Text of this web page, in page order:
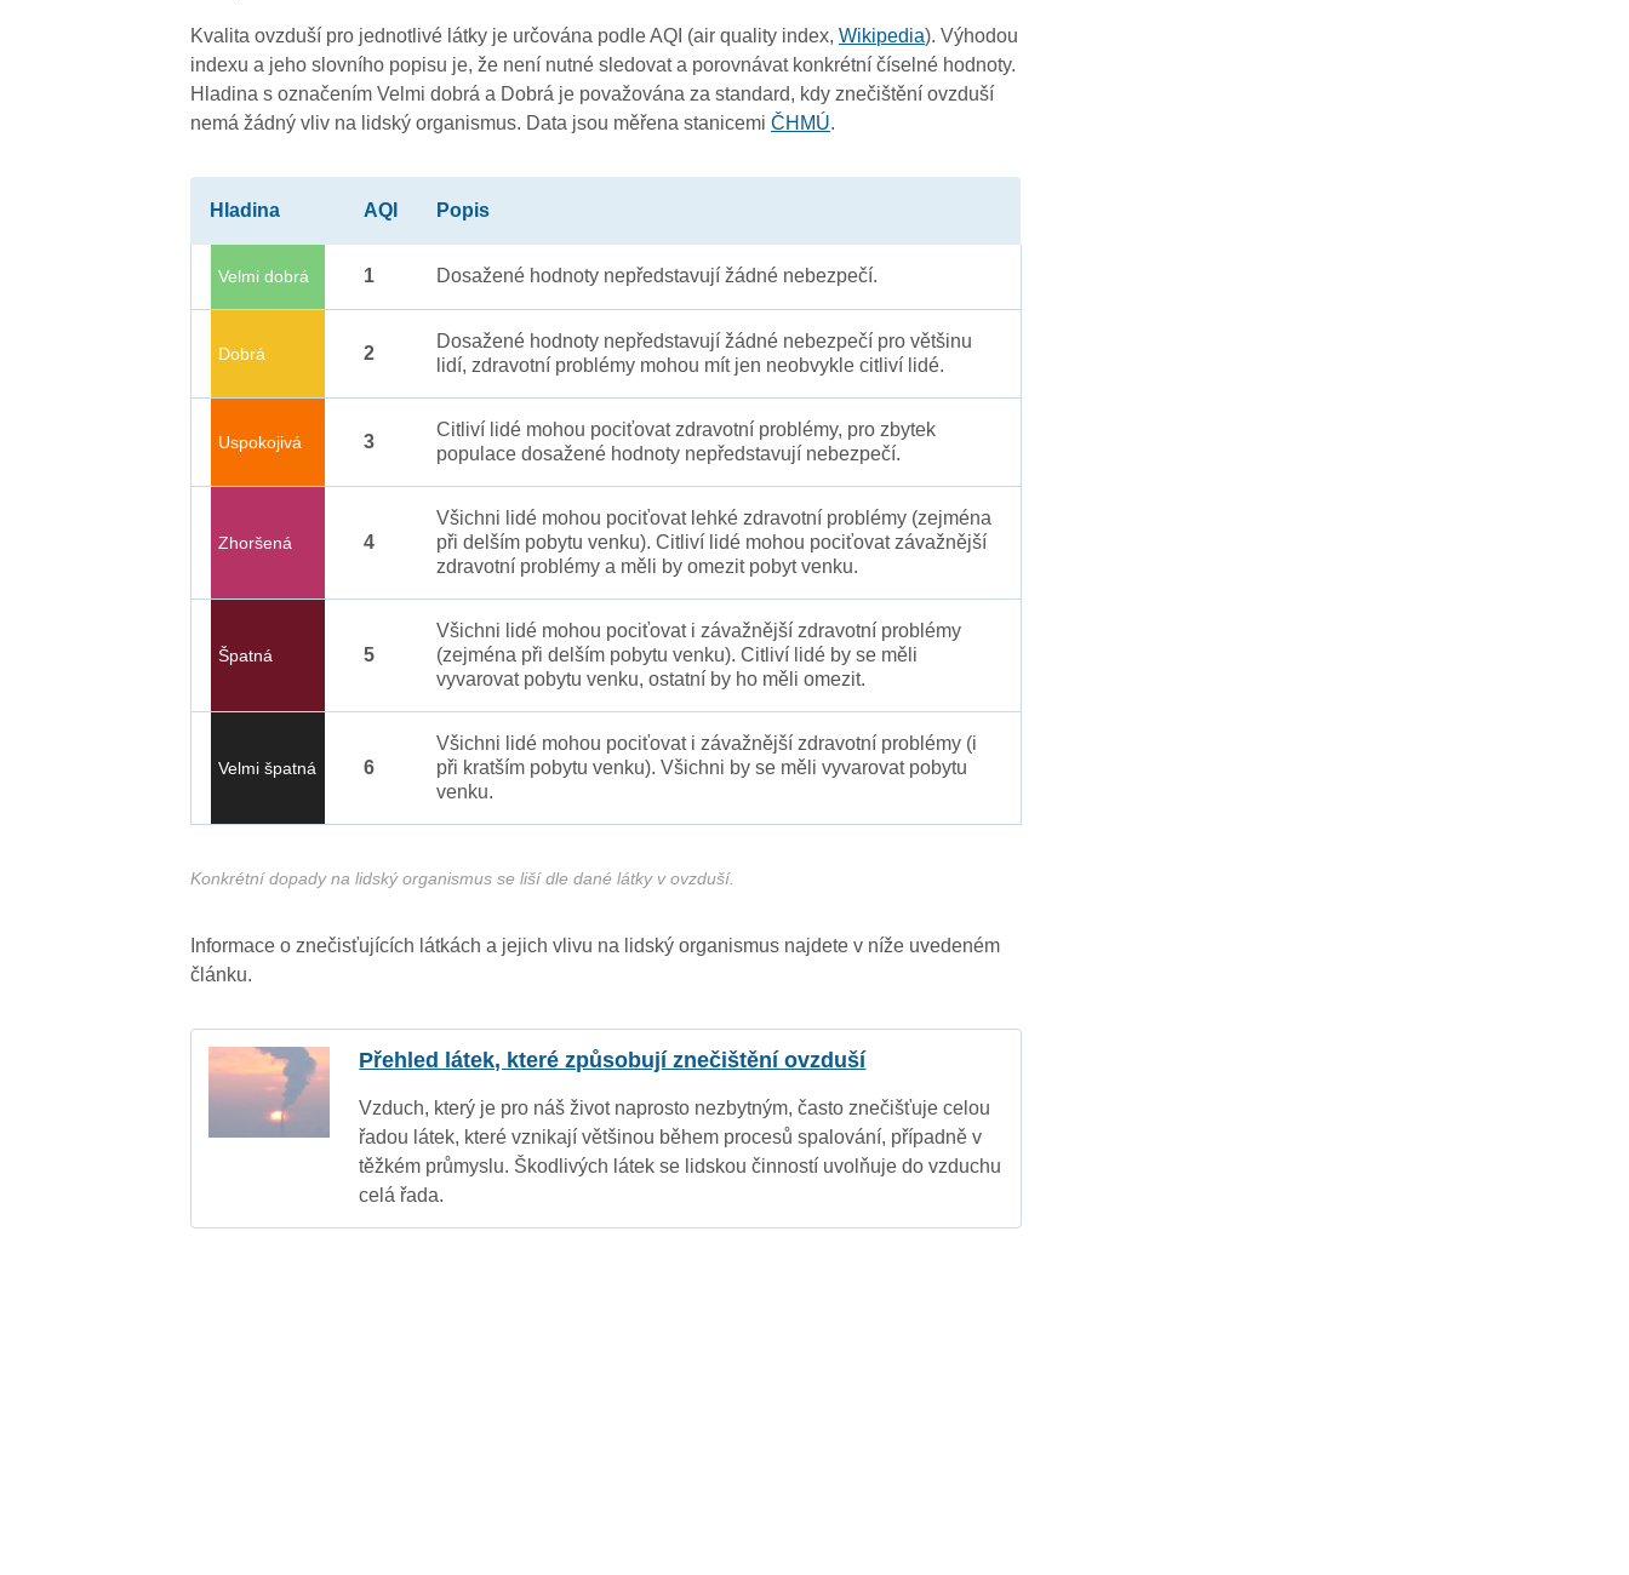
Kvalita ovzduší pro jednotlivé látky je určována podle AQI (air quality index,Wikipedia). Výhodou
indexu a jeho slovního popisu je, že není nutné sledovat a porovnávat konkrétní číselné hodnoty.
Hladina s označením Velmi dobrá a Dobrá je považována za standard, kdy znečištění ovzduší
nemá žádný vliv na lidský organismus. Data jsou měřena stanicemiČHMÚ.
Hladina AQI Popis
Velmi dobrá 1 Dosažené hodnoty nepředstavují žádné nebezpečí.
Dobrá 2
Dosažené hodnoty nepředstavují žádné nebezpečí pro většinu
lidí, zdravotní problémy mohou mít jen neobvykle citliví lidé.
Uspokojivá 3
Citliví lidé mohou pociťovat zdravotní problémy, pro zbytek
populace dosažené hodnoty nepředstavují nebezpečí.
Zhoršená 4
Všichni lidé mohou pociťovat lehké zdravotní problémy (zejména
při delším pobytu venku). Citliví lidé mohou pociťovat závažnější
zdravotní problémy a měli by omezit pobyt venku.
Špatná 5
Všichni lidé mohou pociťovat i závažnější zdravotní problémy
(zejména při delším pobytu venku). Citliví lidé by se měli
vyvarovat pobytu venku, ostatní by ho měli omezit.
Velmi špatná 6
Všichni lidé mohou pociťovat i závažnější zdravotní problémy (i
při kratším pobytu venku). Všichni by se měli vyvarovat pobytu
venku.
Konkrétní dopady na lidský organismus se liší dle dané látky v ovzduší.
Informace o znečisťujících látkách a jejich vlivu na lidský organismus najdete v níže uvedeném
článku.
Přehled látek, které způsobují znečištění ovzduší
Vzduch, který je pro náš život naprosto nezbytným, často znečišťuje celou
řadou látek, které vznikají většinou během procesů spalování, případně v
těžkém průmyslu. Škodlivých látek se lidskou činností uvolňuje do vzduchu
celá řada.